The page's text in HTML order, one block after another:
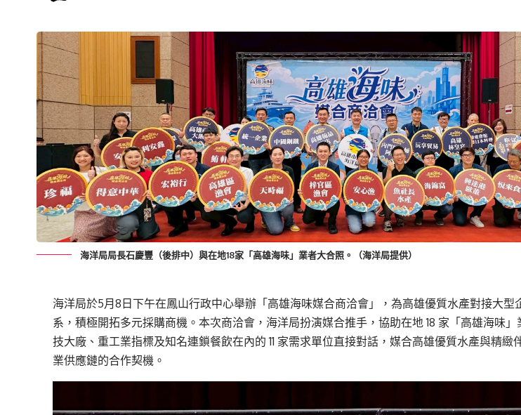
海洋局局長石慶豐（後排中）與在地18家「高雄海味」業者大合照。（海洋局提供）
海洋局於5月8日下午在鳳山行政中心舉辦「高雄海味媒合商洽會」，為高雄優質水產對接大型
系，積極開拓多元採購商機。本次商洽會，海洋局扮演媒合推手，協助在地 18 家「高雄海味
技大廠、重工業指標及知名連鎖餐飲在內的 11 家需求單位直接對話，媒合高雄優質水產與精緻
業供應鏈的合作契機。